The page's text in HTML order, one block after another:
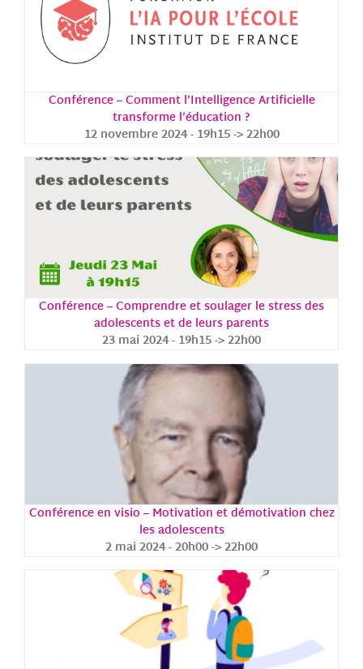
Conférence – Comment l’Intelligence Artificielle
transforme l’éducation ?
12 novembre 2024 - 19h15->22h00
Conférence – Comprendre et soulager le stress des
adolescents et de leurs parents
23 mai 2024 - 19h15->22h00
Conférence en visio – Motivation et démotivation chez
les adolescents
2 mai 2024 - 20h00->22h00